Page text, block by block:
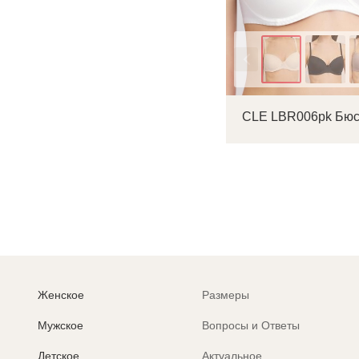
Цвет
Женское
Мужское
Детское
Размеры
Вопросы и Ответы
Актуальное